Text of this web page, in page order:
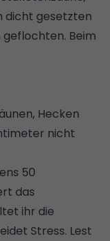
dicht gesetzten
Beim
Hecken
nicht
50
das
ihr die
Stress. Lest